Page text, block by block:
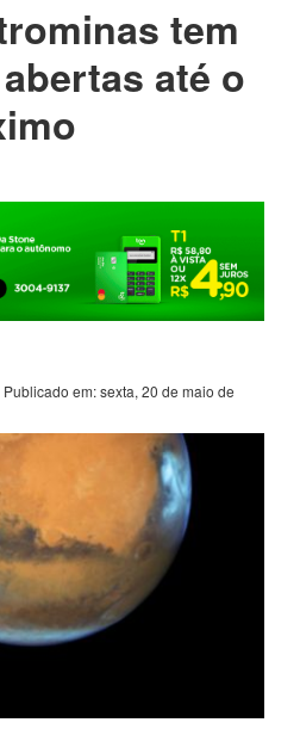
tem
até o
Publicado em: sexta, 20 de maio de